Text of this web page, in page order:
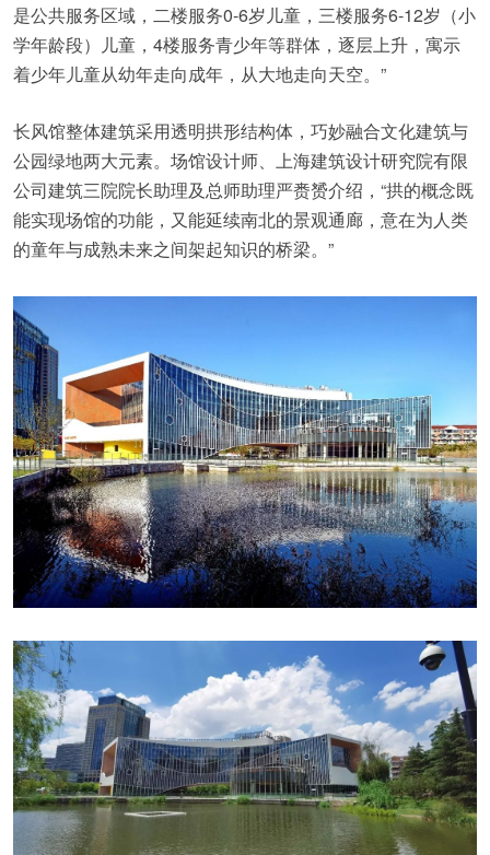
是公共服务区域，二楼服务0-6岁儿童，三楼服务6-12岁（小
学年龄段）儿童，4楼服务青少年等群体，逐层上升，寓示
着少年儿童从幼年走向成年，从大地走向天空。”
长风馆整体建筑采用透明拱形结构体，巧妙融合文化建筑与
公园绿地两大元素。场馆设计师、上海建筑设计研究院有限
公司建筑三院院长助理及总师助理严赉赟介绍，“拱的概念既
能实现场馆的功能，又能延续南北的景观通廊，意在为人类
的童年与成熟未来之间架起知识的桥梁。”